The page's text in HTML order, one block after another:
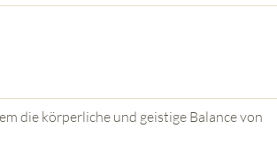
die körperliche und geistige Balance von